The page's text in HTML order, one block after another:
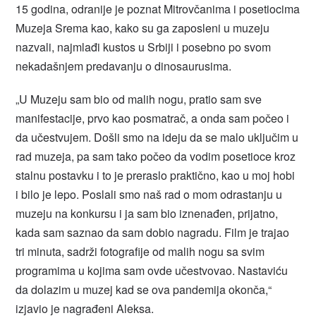
15 godina, odranije je poznat Mitrovčanima i posetiocima
Muzeja Srema kao, kako su ga zaposleni u muzeju
nazvali, najmlađi kustos u Srbiji i posebno po svom
nekadašnjem predavanju o dinosaurusima.
„U Muzeju sam bio od malih nogu, pratio sam sve
manifestacije, prvo kao posmatrač, a onda sam počeo i
da učestvujem. Došli smo na ideju da se malo uključim u
rad muzeja, pa sam tako počeo da vodim posetioce kroz
stalnu postavku i to je preraslo praktično, kao u moj hobi
i bilo je lepo. Poslali smo naš rad o mom odrastanju u
muzeju na konkursu i ja sam bio iznenađen, prijatno,
kada sam saznao da sam dobio nagradu. Film je trajao
tri minuta, sadrži fotografije od malih nogu sa svim
programima u kojima sam ovde učestvovao. Nastaviću
da dolazim u muzej kad se ova pandemija okonča,“
izjavio je nagrađeni Aleksa.